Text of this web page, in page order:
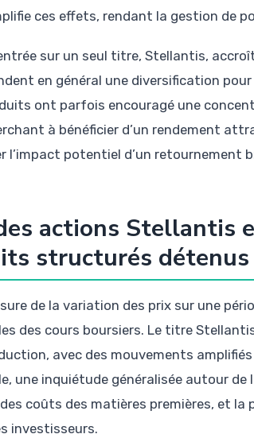
ces effets, rendant la gestion de
sur un seul titre, Stellantis,
en général une diversification
ont parfois encouragé une
à bénéficier d’un rendement
l’impact potentiel d’un retournement
actions Stellantis
structurés
de la variation des prix sur une
des cours boursiers. Le titre
avec des mouvements
une inquiétude généralisée autour
coûts des matières premières, et la
investisseurs.